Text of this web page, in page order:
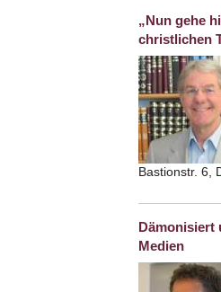
„Nun gehe
christlichen
Bastionstr. 6,
Dämonisiert
Medien